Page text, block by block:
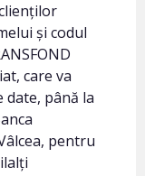
și codul
care va
date, până la
pentru